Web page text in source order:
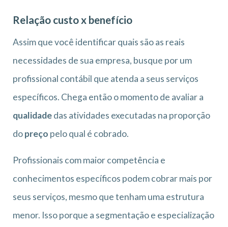
Relação custo x benefício
Assim que você identificar quais são as reais
necessidades de sua empresa, busque por um
profissional contábil que atenda a seus serviços
específicos. Chega então o momento de avaliar a
qualidadedas atividades executadas na proporção
dopreço pelo qual é cobrado.
Profissionais com maior competência e
conhecimentos específicos podem cobrar mais por
seus serviços, mesmo que tenham uma estrutura
menor. Isso porque a segmentação e especialização